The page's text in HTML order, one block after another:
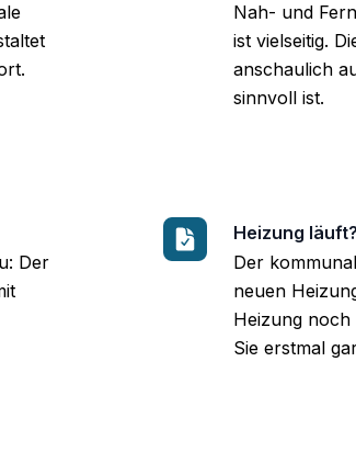
Nah- und
ist vielseitig.
anschaulich
sinnvoll ist.
Der
Heizung
Der
neuen
Heizung noch
Sie erstmal